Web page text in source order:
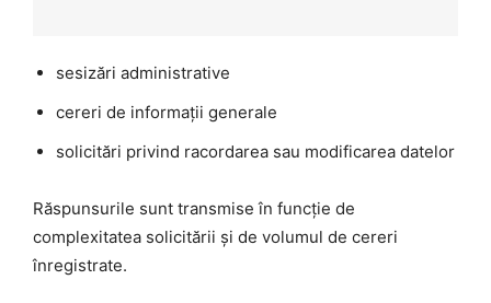
sesizări administrative
cereri de informații generale
solicitări privind racordarea sau modificarea datelor
Răspunsurile sunt transmise în funcție de
complexitatea solicitării și de volumul de cereri
înregistrate.